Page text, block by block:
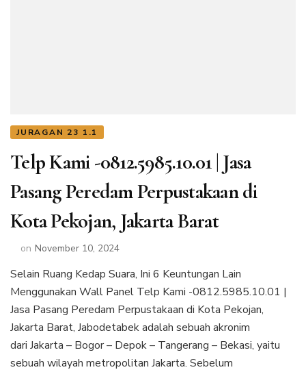
JURAGAN 23 1.1
Telp Kami -0812.5985.10.01 | Jasa
Pasang Peredam Perpustakaan di
Kota Pekojan, Jakarta Barat
on November 10, 2024
Selain Ruang Kedap Suara, Ini 6 Keuntungan Lain
Menggunakan Wall Panel Telp Kami -0812.5985.10.01 |
Jasa Pasang Peredam Perpustakaan di Kota Pekojan,
Jakarta Barat, Jabodetabek adalah sebuah akronim
dari Jakarta – Bogor – Depok – Tangerang – Bekasi, yaitu
sebuah wilayah metropolitan Jakarta. Sebelum